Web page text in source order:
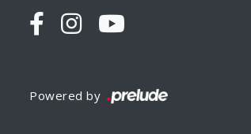
Powered by